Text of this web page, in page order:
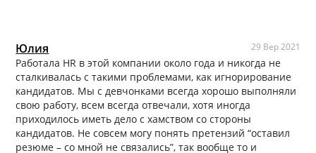
Юлия 29 Вер 2021
Работала HR в этой компании около года и никогда не
сталкивалась с такими проблемами, как игнорирование
кандидатов. Мы с девчонками всегда хорошо выполняли
свою работу, всем всегда отвечали, хотя иногда
приходилось иметь дело с хамством со стороны
кандидатов. Не совсем могу понять претензий “оставил
резюме – со мной не связались”, так вообще то и